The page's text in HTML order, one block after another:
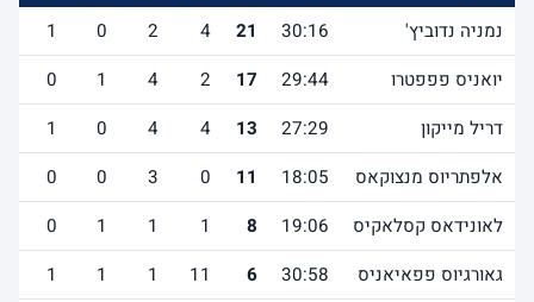
נמניה נדוביץ'
30:16
21
4
2
0
1
יואניס פפפטרו
29:44
17
2
4
1
0
דריל מייקון
27:29
13
4
4
0
1
אלפתריוס מנצוקאס
18:05
11
0
3
0
0
לאונידאס קסלאקיס
19:06
8
1
1
1
0
גאורגיוס פפאיאניס
30:58
6
11
1
1
1